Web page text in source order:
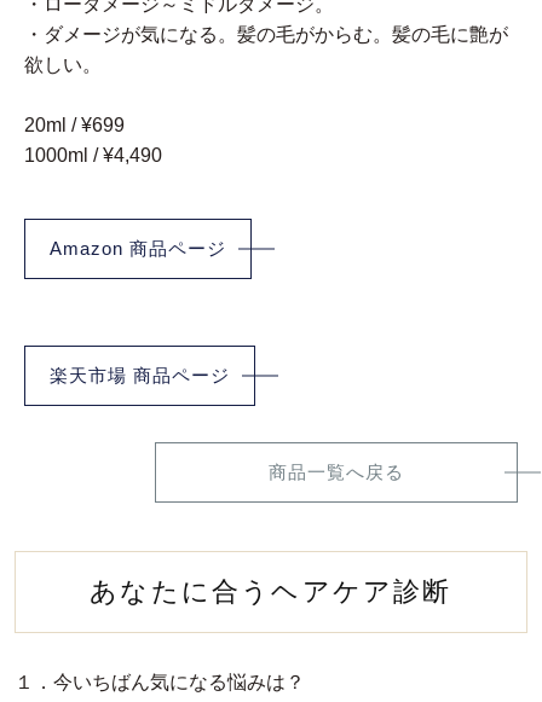
・ローダメージ～ミドルダメージ。
・ダメージが気になる。髪の毛がからむ。髪の毛に艶が
欲しい。
20ml / ¥699
1000ml / ¥4,490
Amazon 商品ページ
楽天市場 商品ページ
商品一覧へ戻る
あなたに合うヘアケア診断
１．今いちばん気になる悩みは？